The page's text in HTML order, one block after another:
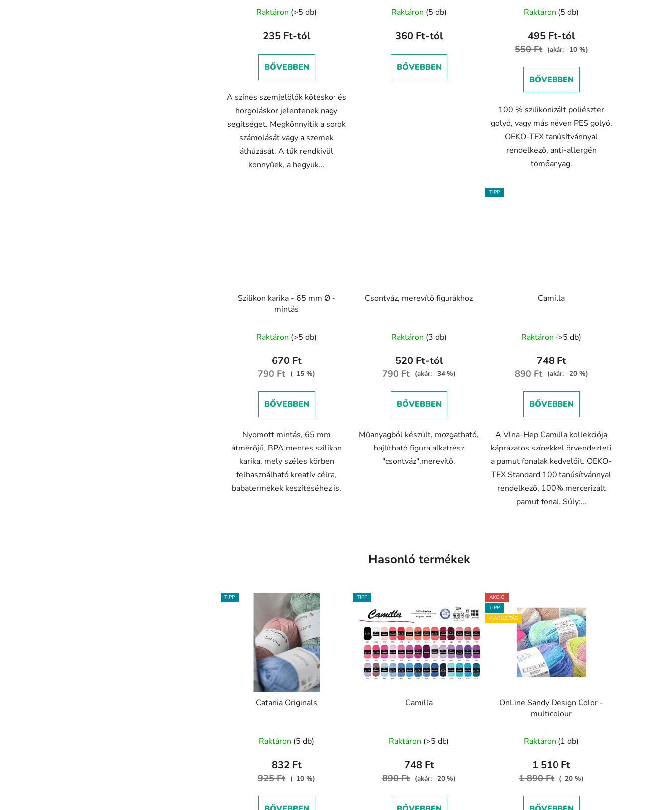
Raktáron (>5 db)
235 Ft-tól
BŐVEBBEN
A színes szemjelölők kötéskor és
horgoláskor jelentenek nagy
segítséget. Megkönnyítik a sorok
számolását vagy a szemek
áthúzását. A tűk rendkívül
könnyűek, a hegyük...
Raktáron (5 db)
360 Ft-tól
BŐVEBBEN
termék
átlagos
értékelése
4,9
Raktáron (5 db)
495 Ft-tól
550 Ft (akár: –10 %)
BŐVEBBEN
100 % szilikonizált poliészter
golyó, vagy más néven PES golyó.
OEKO-TEX tanúsítvánnyal
rendelkező, anti-allergén
tömőanyag.
Szilikon karika - 65 mm Ø -
mintás
Raktáron (>5 db)
670 Ft
790 Ft (–15 %)
BŐVEBBEN
Nyomott mintás, 65 mm
átmérőjű, BPA mentes szilikon
karika, mely széles körben
felhasználható kreatív célra,
babatermékek készítéséhez is.
Csontváz, merevítő figurákhoz
termék
átlagos
értékelése
ből
5,0
Raktáron (3 db)
520 Ft-tól
790 Ft (akár: –34 %)
BŐVEBBEN
Műanyagból készült, mozgatható,
hajlítható figura alkatrész
"csontváz",merevítő.
TIPP
Camilla
termék
átlagos
értékelése
ből
4,6
Raktáron (>5 db)
748 Ft
890 Ft (akár: –20 %)
BŐVEBBEN
A Vlna-Hep Camilla kollekciója
káprázatos színekkel örvendezteti
a pamut fonalak kedvelőit. OEKO-
TEX Standard 100 tanúsítvánnyal
rendelkező, 100% mercerizált
pamut fonal. Súly:...
Hasonló termékek
TIPP
Catania Originals
Raktáron (5 db)
832 Ft
925 Ft (–10 %)
TIPP
Camilla
termék
átlagos
értékelése
Raktáron (>5 db)
748 Ft
890 Ft (akár: –20 %)
AKCIÓ
TIPP
KIÁRUSÍTÁS
OnLine Sandy Design Color -
multicolour
termék
átlagos
értékelése
Raktáron (1 db)
1 510 Ft
1 890 Ft (–20 %)